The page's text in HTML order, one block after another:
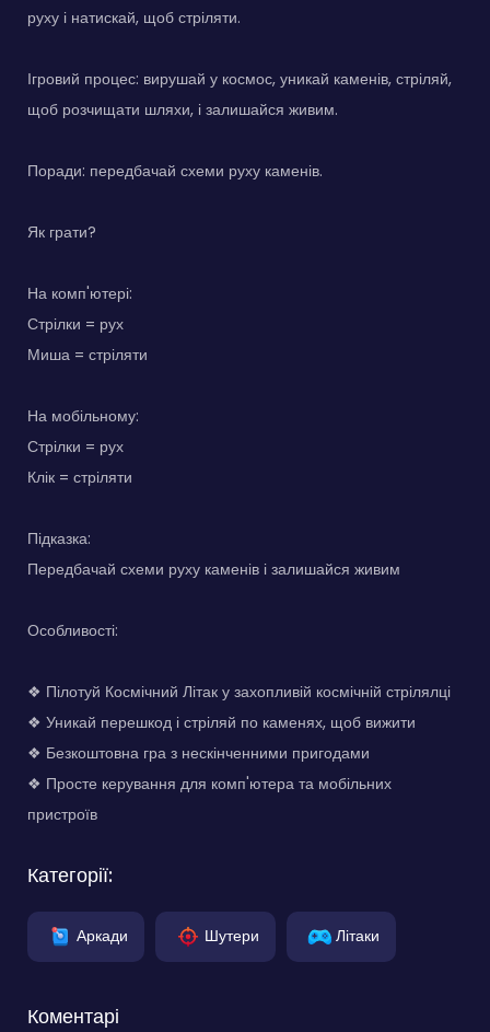
руху і натискай, щоб стріляти.
Ігровий процес: вирушай у космос, уникай каменів, стріляй,
щоб розчищати шляхи, і залишайся живим.
Поради: передбачай схеми руху каменів.
Як грати?
На комп'ютері:
Стрілки = рух
Миша = стріляти
На мобільному:
Стрілки = рух
Клік = стріляти
Підказка:
Передбачай схеми руху каменів і залишайся живим
Особливості:
❖ Пілотуй Космічний Літак у захопливій космічній стрілялці
❖ Уникай перешкод і стріляй по каменях, щоб вижити
❖ Безкоштовна гра з нескінченними пригодами
❖ Просте керування для комп'ютера та мобільних
пристроїв
Категорії:
Аркади Шутери Літаки
Коментарі